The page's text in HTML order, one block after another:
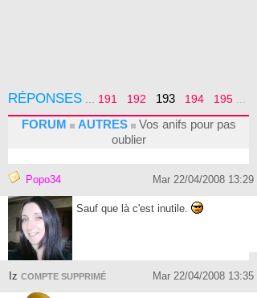
RÉPONSES 191 192 193 194 195
FORUM AUTRES Vos anifs pour pas
oublier
Popo34 Mar 22/04/2008 13:29
Sauf que là c'est inutile.
Iz COMPTE SUPPRIMÉ Mar 22/04/2008 13:35